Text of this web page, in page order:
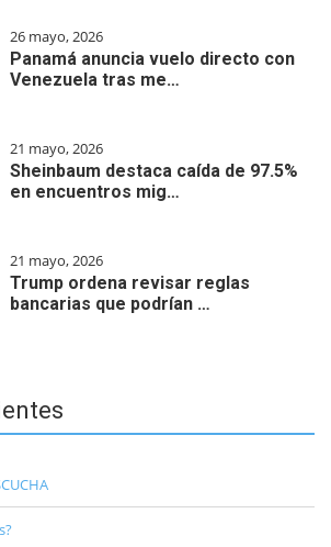
26 mayo, 2026
Panamá anuncia vuelo directo con
Venezuela tras me…
21 mayo, 2026
Sheinbaum destaca caída de 97.5%
en encuentros mig…
21 mayo, 2026
Trump ordena revisar reglas
bancarias que podrían …